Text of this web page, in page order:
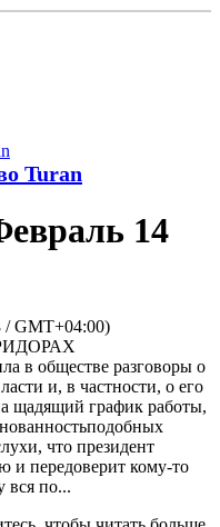
Turan
14
/ GMT+04:00)
в обществе разговоры о
и, в частности, о его
щадящий график работы,
что президент
и передоверит кому-то
вся по...